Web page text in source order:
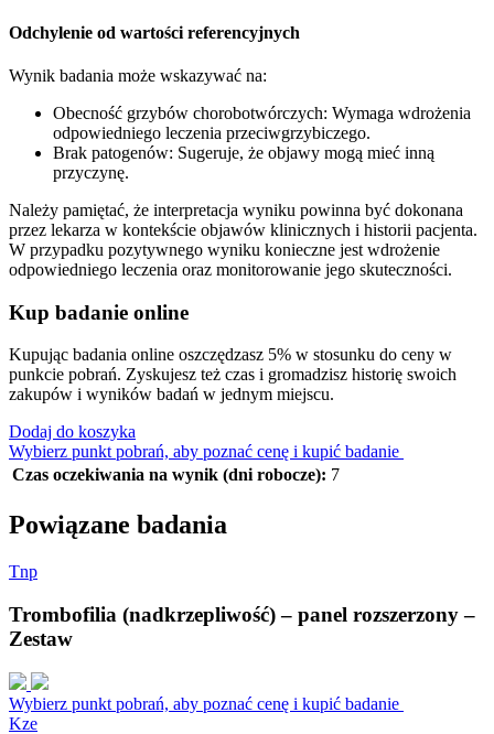
Odchylenie od wartości referencyjnych
Wynik badania może wskazywać na:
Obecność grzybów chorobotwórczych: Wymaga wdrożenia
odpowiedniego leczenia przeciwgrzybiczego.
Brak patogenów: Sugeruje, że objawy mogą mieć inną
przyczynę.
Należy pamiętać, że interpretacja wyniku powinna być dokonana
przez lekarza w kontekście objawów klinicznych i historii pacjenta.
W przypadku pozytywnego wyniku konieczne jest wdrożenie
odpowiedniego leczenia oraz monitorowanie jego skuteczności.
Kup badanie online
Kupując badania online oszczędzasz 5% w stosunku do ceny w
punkcie pobrań. Zyskujesz też czas i gromadzisz historię swoich
zakupów i wyników badań w jednym miejscu.
Dodaj do koszyka
Wybierz punkt pobrań, aby poznać cenę i kupić badanie
Czas oczekiwania na wynik (dni robocze): 7
Powiązane badania
Tnp
Trombofilia (nadkrzepliwość) – panel rozszerzony –
Zestaw
Wybierz punkt pobrań, aby poznać cenę i kupić badanie
Kze